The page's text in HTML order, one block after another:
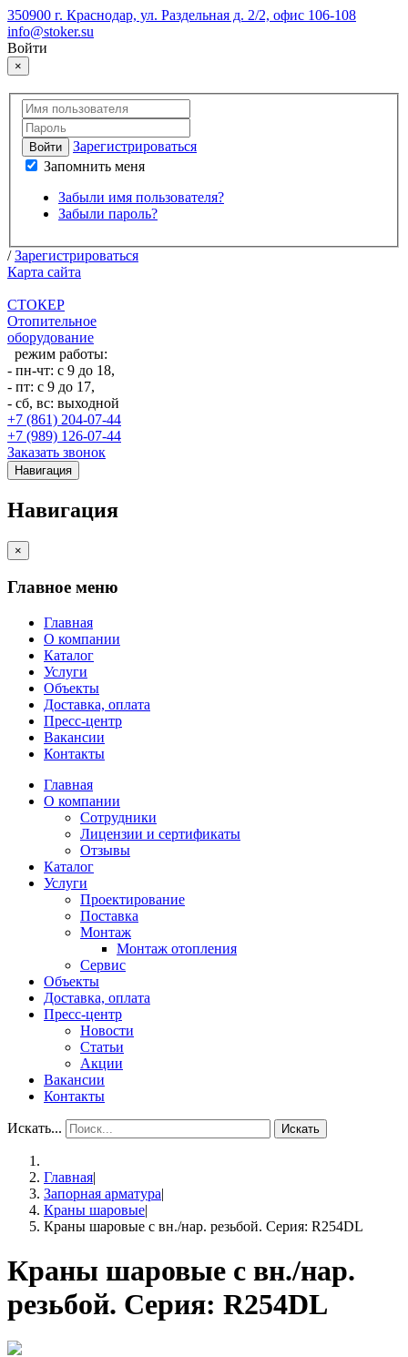
350900 г. Краснодар, ул. Раздельная д. 2/2, офис 106-108
info@stoker.su
Войти
×
Войти
Зарегистрироваться
Запомнить меня
Забыли имя пользователя?
Забыли пароль?
/Зарегистрироваться
Карта сайта
СТОКЕР
Отопительное
оборудование
режим работы:
- пн-чт: с 9 до 18,
- пт: с 9 до 17,
- сб, вс: выходной
+7 (861) 204-07-44
+7 (989) 126-07-44
Заказать звонок
Навигация
Навигация
×
Главное меню
Главная
О компании
Каталог
Услуги
Объекты
Доставка, оплата
Пресс-центр
Вакансии
Контакты
Главная
О компании
Сотрудники
Лицензии и сертификаты
Отзывы
Каталог
Услуги
Проектирование
Поставка
Монтаж
Монтаж отопления
Сервис
Объекты
Доставка, оплата
Пресс-центр
Новости
Статьи
Акции
Вакансии
Контакты
Искать... Искать
Главная|
Запорная арматура|
Краны шаровые|
Краны шаровые с вн./нар. резьбой. Серия: R254DL
Краны шаровые с вн./нар.
резьбой. Серия: R254DL